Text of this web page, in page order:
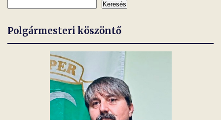
Keresés
Polgármesteri köszöntő